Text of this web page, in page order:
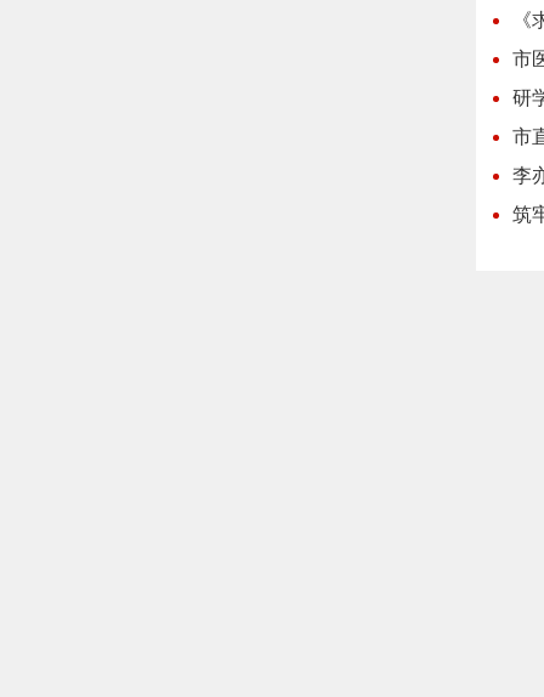
市
研
市
李
筑